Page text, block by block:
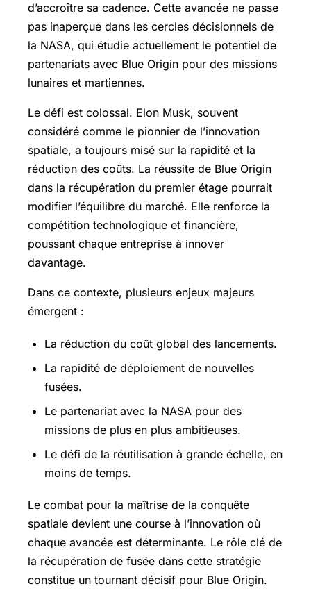
d’accroître sa cadence. Cette avancée ne passe
pas inaperçue dans les cercles décisionnels de
la NASA, qui étudie actuellement le potentiel de
partenariats avec Blue Origin pour des missions
lunaires et martiennes.
Le défi est colossal. Elon Musk, souvent
considéré comme le pionnier de l’innovation
spatiale, a toujours misé sur la rapidité et la
réduction des coûts. La réussite de Blue Origin
dans la récupération du premier étage pourrait
modifier l’équilibre du marché. Elle renforce la
compétition technologique et financière,
poussant chaque entreprise à innover
davantage.
Dans ce contexte, plusieurs enjeux majeurs
émergent :
La réduction du coût global des lancements.
La rapidité de déploiement de nouvelles
fusées.
Le partenariat avec la NASA pour des
missions de plus en plus ambitieuses.
Le défi de la réutilisation à grande échelle, en
moins de temps.
Le combat pour la maîtrise de la conquête
spatiale devient une course à l’innovation où
chaque avancée est déterminante. Le rôle clé de
la récupération de fusée dans cette stratégie
constitue un tournant décisif pour Blue Origin.